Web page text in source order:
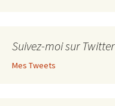
Suivez-moi sur Twitter
Mes Tweets